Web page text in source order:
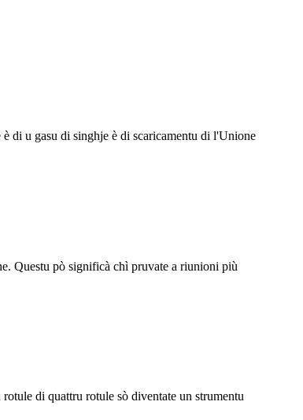
di u gasu di singhje è di scaricamentu di l'Unione
Questu pò significà chì pruvate a riunioni più
di quattru rotule sò diventate un strumentu